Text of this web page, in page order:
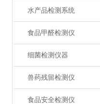
水产品检测系统
食品甲醛检测仪
细菌检测仪器
兽药残留检测仪
食品安全检测仪